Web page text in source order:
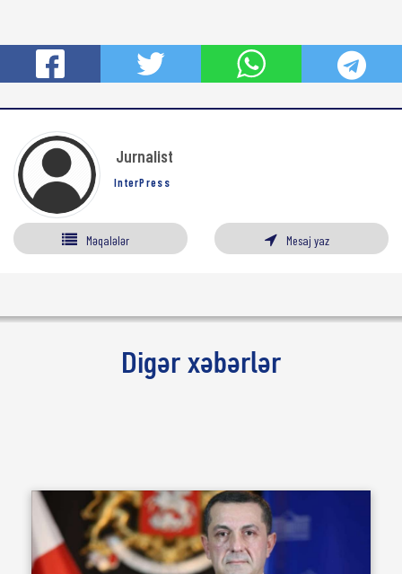
Jurnalist
InterPress
Məqalələr Mesaj yaz
Digər xəbərlər